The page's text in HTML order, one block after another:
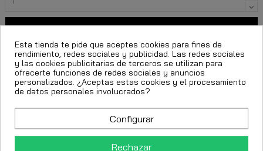
Añadir al carrito
sudadera george v paris streetwear de lujo
sudadera blanco y verde
Esta tienda te pide que aceptes cookies para fines de
rendimiento, redes sociales y publicidad. Las redes sociales
y las cookies publicitarias de terceros se utilizan para
ofrecerte funciones de redes sociales y anuncios
personalizados. ¿Aceptas estas cookies y el procesamiento
de datos personales involucrados?
Configurar
Rechazar